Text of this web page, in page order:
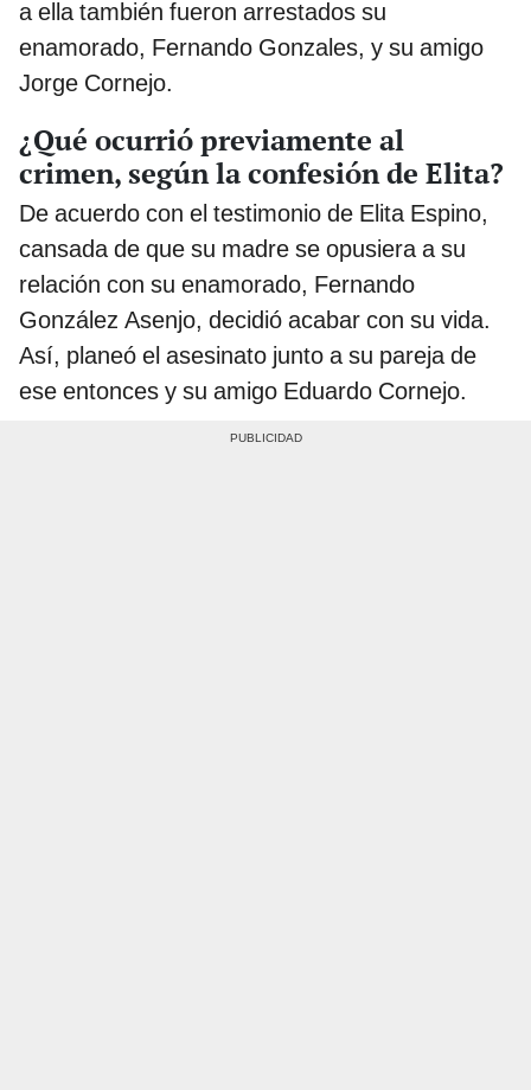
a ella también fueron arrestados su
enamorado, Fernando Gonzales, y su amigo
Jorge Cornejo.
¿Qué ocurrió previamente al
crimen, según la confesión de Elita?
De acuerdo con el testimonio de Elita Espino,
cansada de que su madre se opusiera a su
relación con su enamorado, Fernando
González Asenjo, decidió acabar con su vida.
Así, planeó el asesinato junto a su pareja de
ese entonces y su amigo Eduardo Cornejo.